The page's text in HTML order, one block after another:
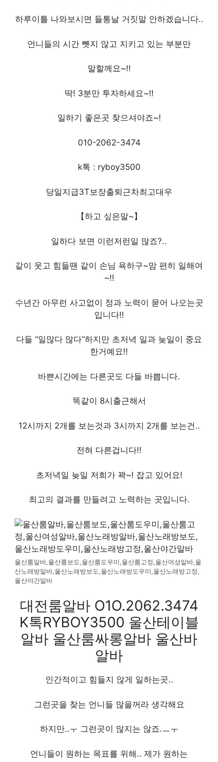
하루이틀 나와보시면 들통날 거짓말 안하겠습니다..
언니들의 시간 뺏지 않고 지키고 있는 부분만
말할께요~!!
딱! 3분만 투자하세요~!!
일하기 좋은곳 찾으셔야죠~!
010-2062-3474
k톡 : ryboy3500
당일지급3T보장출퇴근차최고대우
【하고 싶은말~】
일하다 보면 이런저런일 많죠?..
같이 웃고 힘들땐 같이 손님 욕하구~맘 편히 일해여
~!!
수년간 아무런 사고없이 정과 노력이 묻어 나오는곳
입니다!!
다들 “일많다 많다”하지만 초저녁 일과 늦일이 중요
한거예요!!
바쁜시간에는 다른곳도 다들 바쁩니다.
똑같이 8시출근해서
12시까지 2개를 보는것과 3시까지 2개를 보는건..
전혀 다른겁니다!!
초저녁일 늦일 저희가 꽉~! 잡고 있어요!
최고의 결과를 만들려고 노력하는 곳입니다.
울산룸알바,울산룸보도,울산룸도우미,울산룸고정,울산여성알바,울
산노래방알바,울산노래방보도,울산노래방도우미,울산노래방고정,
울산야간알바
대전룸알바 O1O.2062.3474
K톡RYBOY3500 울산테이블
알바 울산룸싸롱알바 울산바
알바
인간적이고 힘들지 않게 일하는곳..
그런곳을 찾는 언니들 많을꺼라 생각해요
하지만..ㅜ 그런곳이 많지는 않죠.ㅡㅜ
언니들이 원하는 목표를 위해.. 제가 원하는